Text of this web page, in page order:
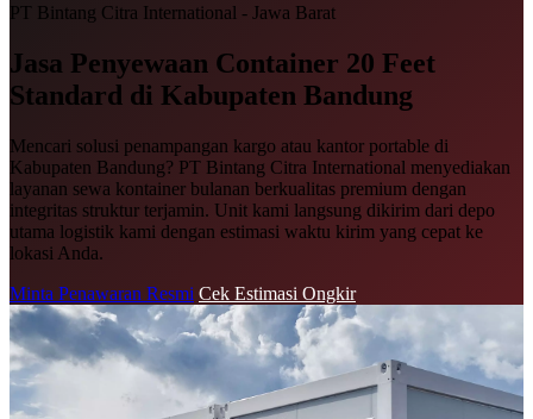
PT Bintang Citra International - Jawa Barat
Jasa Penyewaan Container 20 Feet
Standard di Kabupaten Bandung
Mencari solusi penampangan kargo atau kantor portable di
Kabupaten Bandung? PT Bintang Citra International menyediakan
layanan sewa kontainer bulanan berkualitas premium dengan
integritas struktur terjamin. Unit kami langsung dikirim dari depo
utama logistik kami dengan estimasi waktu kirim yang cepat ke
lokasi Anda.
Minta Penawaran Resmi Cek Estimasi Ongkir